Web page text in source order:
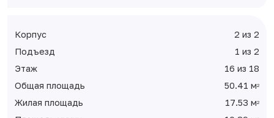
Корпус
2 из 2
Подъезд
1 из 2
Этаж
16 из 18
Общая площадь
50.41 м2
Жилая площадь 17.53 м2